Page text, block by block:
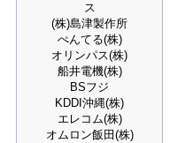
ス
(株)島津製作所
ぺんてる(株)
オリンパス(株)
船井電機(株)
BSフジ
KDDI沖縄(株)
エレコム(株)
オムロン飯田(株)